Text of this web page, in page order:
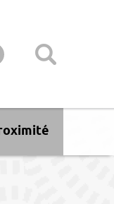
sur Linkedin
Podcasts
nous sur
Baisse
d’audition ?